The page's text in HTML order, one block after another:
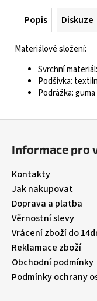
Popis Diskuze
Materiálové složení:
Svrchní
Podšívka:
Podrážka: guma
Kč
Informace pro
Kontakty
Jak nakupovat
Doprava a platba
Věrnostní slevy
Vrácení zboží do
Reklamace zboží
Obchodní podmínky
Podmínky ochrany